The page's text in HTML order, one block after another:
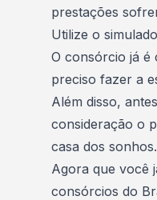
prestações
Utilize o
O consórcio já é
preciso fazer a
Além disso,
consideração o
casa dos sonhos.
Agora que você
consórcios do